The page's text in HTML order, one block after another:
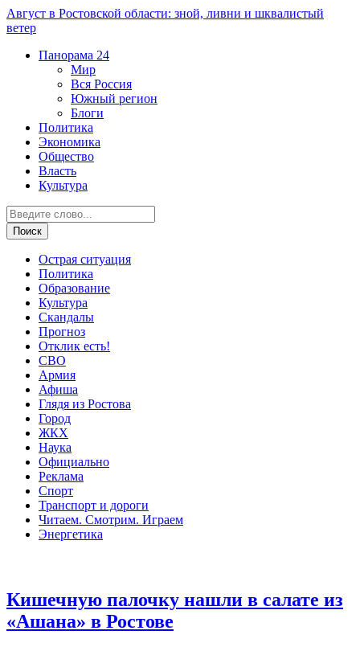
Август в Ростовской области: зной, ливни и шквалистый
ветер
Панорама 24
Мир
Вся Россия
Южный регион
Блоги
Политика
Экономика
Общество
Власть
Культура
Острая ситуация
Политика
Образование
Культура
Скандалы
Прогноз
Отклик есть!
СВО
Армия
Афиша
Глядя из Ростова
Город
ЖКХ
Наука
Официально
Реклама
Спорт
Транспорт и дороги
Читаем. Смотрим. Играем
Энергетика
Кишечную палочку нашли в салате из
«Ашана» в Ростове